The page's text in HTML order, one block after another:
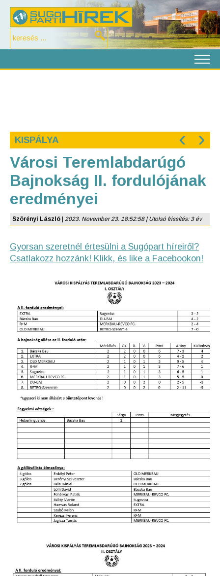
KISPÁLYA ‹ ›
Városi Teremlabdarúgó
Bajnokság II. fordulójának
eredményei
Szörényi László 2023. November 23. 18:52:58 | Utolsó frissítés: 3 év
Gyorsan szeretnél értesülni a Sugópart híreiről?
Csatlakozz hozzánk! Klikk, és like a Facebookon!